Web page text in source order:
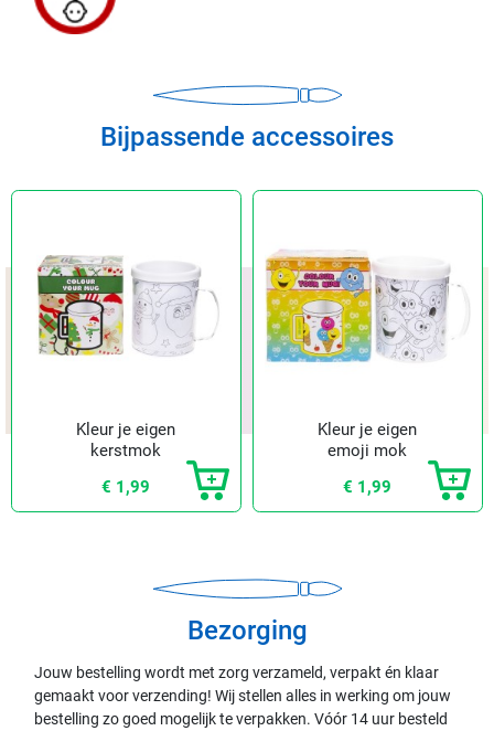
Bijpassende accessoires
Kleur je eigen
kerstmok
€ 1,99
Kleur je eigen
emoji mok
€ 1,99
Bezorging
Jouw bestelling wordt met zorg verzameld, verpakt én klaar
gemaakt voor verzending! Wij stellen alles in werking om jouw
bestelling zo goed mogelijk te verpakken. Vóór 14 uur besteld